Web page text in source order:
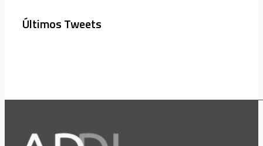
Últimos Tweets